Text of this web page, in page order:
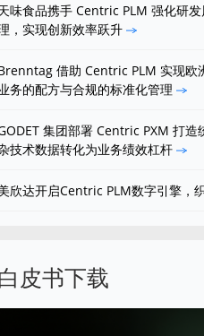
味食品携手 Centric PLM 强化研
，实现创新效率跃升
借助 Centric PLM 实现欧
务的配方与合规的标准化管理
集团部署 Centric PXM 打造
技术数据转化为业务绩效杠杆
欣达开启Centric PLM数字引擎，
皮书下载